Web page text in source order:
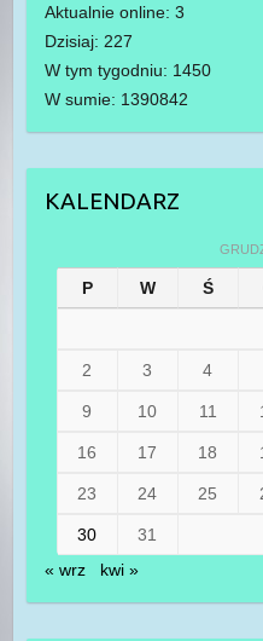
Aktualnie online: 3
Dzisiaj: 227
W tym tygodniu: 1450
W sumie: 1390842
KALENDARZ
P W Ś
2 3 4
9 10 11
16 17 18
23 24 25
30
31
« wrz
kwi »